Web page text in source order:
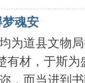
魂安
均为道县文
材，于斯为
，而当进到